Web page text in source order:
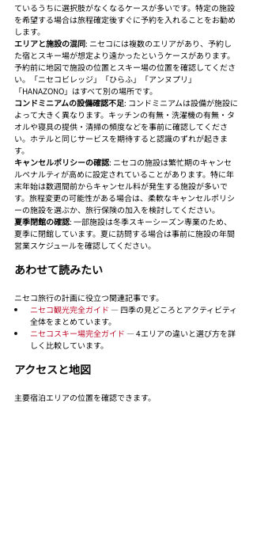
ているうちに選択肢がなくなるケースが多いです。特定の施設
を希望する場合は旅程確定後すぐに予約を入れることをお勧め
します。
エリアと施設の混同: ニセコには複数のエリアがあり、予約し
た宿とスキー場が想定より遠かったというケースがあります。
予約前に地図で施設の位置とスキー場の位置を確認してくださ
い。「ニセコビレッジ」「ひらふ」「アンヌプリ」
「HANAZONO」はすべて別の場所です。
コンドミニアムの設備確認不足: コンドミニアムは設備が施設に
よって大きく異なります。キッチンの有無・洗濯機の有無・タ
オルや寝具の提供・清掃の頻度などを事前に確認してくださ
い。ホテルと同じサービスを期待すると認識のずれが起きま
す。
キャンセルポリシーの確認: ニセコの施設は繁忙期のキャンセ
ルペナルティが高めに設定されていることがあります。特に年
末年始は数週間前からキャンセル料が発生する施設が多いで
す。旅程変更の可能性がある場合は、柔軟なキャンセルポリシ
ーの施設を選ぶか、旅行保険の加入を検討してください。
夏季閉館の確認: 一部施設は冬季スキーシーズン専業のため、
夏季に閉館しています。夏に訪問する場合は事前に施設の年間
営業スケジュールを確認してください。
あわせて読みたい
ニセコ旅行の計画に役立つ関連記事です。
ニセコ観光完全ガイド — 四季の見どころとアクティビティ
全体をまとめています。
ニセコスキー場完全ガイド — 4エリアの違いと選び方を詳
しく比較しています。
アクセスと地図
主要宿泊エリアの位置を確認できます。